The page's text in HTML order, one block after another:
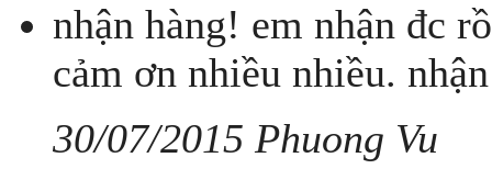
nhận hàng! em nhận đc
cảm ơn nhiều nhiều.
30/07/2015 Phuong Vu